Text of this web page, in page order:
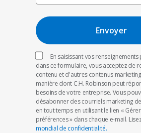
En saisissant vos
dans ce formulaire, vous acceptez de
contenu et d'autres contenus
manière dont C.H. Robinson peut
besoins de votre entreprise. Vous
désabonner des courriels marketing
en tout temps en utilisant le lien «
préférences » dans chaque e-mail.
mondial de confidentialité.